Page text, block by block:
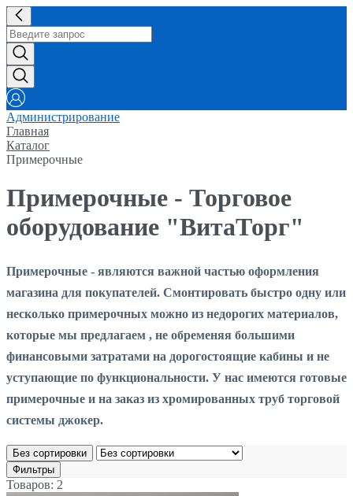
Администрирование
Главная
Каталог
Примерочные
Примерочные - Торговое
оборудование "ВитаТорг"
Примерочные - являются важной частью оформления
магазина для покупателей. Смонтировать быстро одну или
несколько примерочных можно из недорогих материалов,
которые мы предлагаем , не обременяя большими
финансовыми затратами на дорогостоящие кабины и не
уступающие по функциональности. У нас имеются готовые
примерочные и на заказ из хромированных труб торговой
системы джокер.
Без сортировки
Фильтры
Товаров: 2